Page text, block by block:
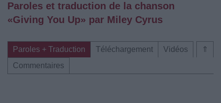
Paroles et traduction de la chanson
«Giving You Up» par Miley Cyrus
⇑
Paroles + Traduction Téléchargement
Vidéos
Commentaires